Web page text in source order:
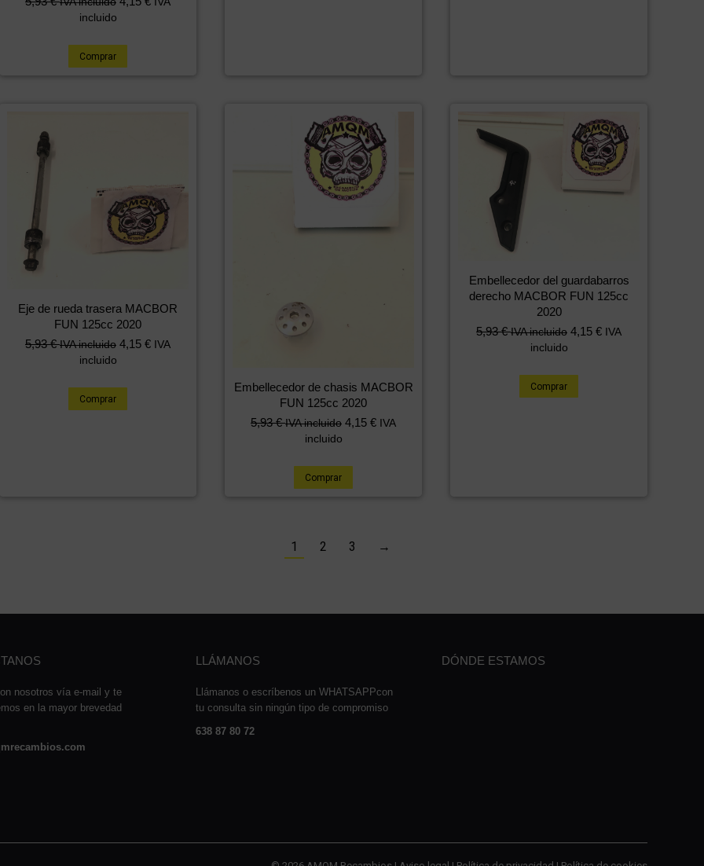
incluido
Comprar
Eje de rueda trasera MACBOR
FUN 125cc 2020
5,93€ IVA incluido 4,15 € IVA
incluido
Comprar
Embellecedor de chasis MACBOR
FUN 125cc 2020
5,93€ IVA incluido 4,15 € IVA
incluido
Comprar
Embellecedor del guardabarros
derecho MACBOR FUN 125cc
2020
5,93€ IVA incluido 4,15 € IVA
incluido
Comprar
1 2 3 →
nosotros vía e-mail y te
en la mayor brevedad
LLÁMANOS
Llámanos o escríbenos un WHATSAPPcon
tu consulta sin ningún tipo de compromiso
638 87 80 72
DÓNDE ESTAMOS